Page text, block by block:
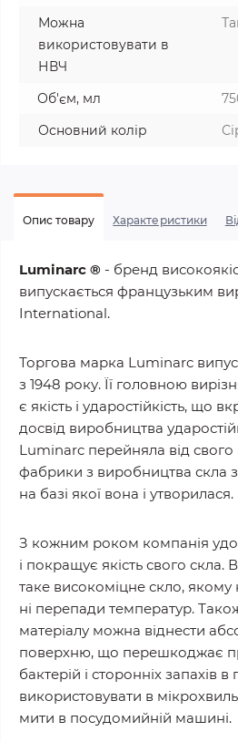
Можна
використовувати в
НВЧ
Об'єм, мл
Основний колір
Опис товару Характеристики
Luminarc ® - бренд
випускається французьким
International.
Торгова марка Luminarc
з 1948 року. Її головною
є якість і ударостійкість, що
досвід виробництва
Luminarc перейняла від
фабрики з виробництва скла
на базі якої вона і утворилася.
З кожним роком компанія
і покращує якість свого скла.
таке високоміцне скло, якому
ні перепади температур.
матеріалу можна віднести
поверхню, що перешкоджає
бактерій і сторонніх запахів
використовувати в
мити в посудомийній машині.